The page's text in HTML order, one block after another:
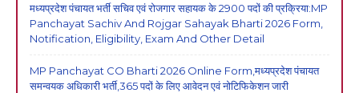
मध्यप्रदेश पंचायत भर्ती सचिव एवं रोजगार सहायक के 2900 पदों की प्रक्रिया:MP
Panchayat Sachiv And Rojgar Sahayak Bharti 2026 Form,
Notification, Eligibility, Exam And Other Detail
MP Panchayat CO Bharti 2026 Online Form,मध्यप्रदेश पंचायत
समन्वयक अधिकारी भर्ती,365 पदों के लिए आवेदन एवं नोटिफिकेशन जारी